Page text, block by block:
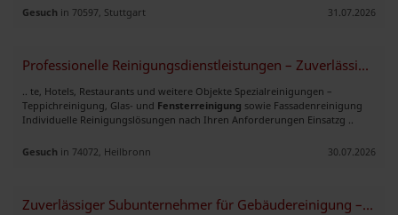
Gesuch in 70597, Stuttgart 31.07.2026
Professionelle Reinigungsdienstleistungen – Zuverlässig & Flexibel
.. te, Hotels, Restaurants und weitere Objekte Spezialreinigungen –
Teppichreinigung, Glas- und Fensterreinigung sowie Fassadenreinigung
Individuelle Reinigungslösungen nach Ihren Anforderungen Einsatzg ..
Gesuch in 74072, Heilbronn 30.07.2026
Zuverlässiger Subunternehmer für Gebäudereinigung – Kiel & Umgebung